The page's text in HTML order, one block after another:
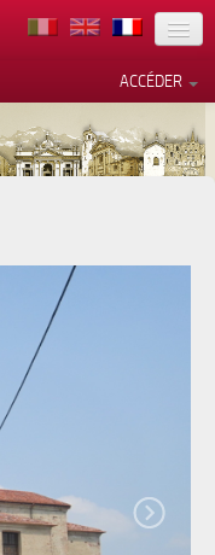
ACCÉDER
de